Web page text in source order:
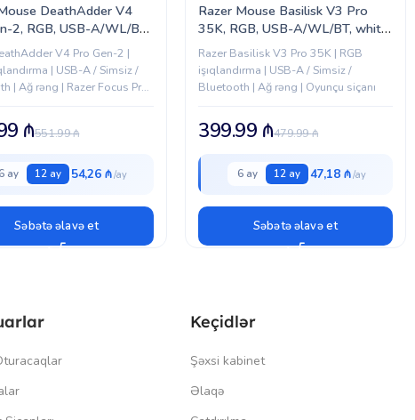
DeathAdder V4
2, RGB, USB-A/WL/BT,
05330200-R3G1)
V4 Pro Gen-2 |
| USB-A / Simsiz /
| Ağ rəng | Razer Focus Pro
551.99₼
₼
6 ay 12 ay 54,26 ₼
Səbətə əlavə et
Razer Mouse Basilisk V3 Pro
35K, RGB, USB-A/WL/BT, white
(RZ01-05240200-R3G1)
Razer Basilisk V3 Pro 35K | RGB
işıqlandırma | USB-A / Simsiz /
Bluetooth | Ağ rəng | Oyunçu siçanı
479.99₼
399.99 ₼
6 ay 12 ay 47,18 ₼
Səbətə əlavə et
Keçidlər
Şəxsi kabinet
Əlaqə